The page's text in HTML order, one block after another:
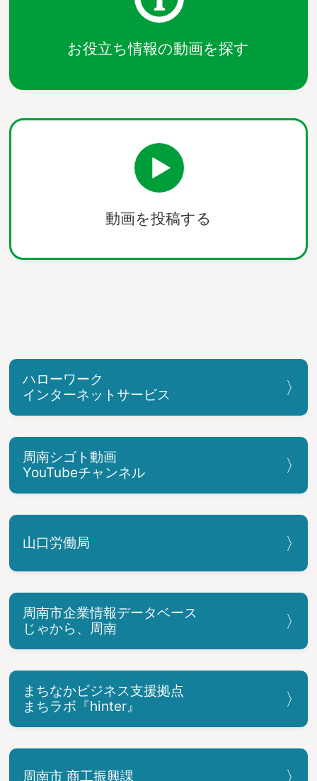
お役立ち情報の動画を探す
動画を投稿する
ハローワーク
インターネットサービス
周南シゴト動画
YouTubeチャンネル
山口労働局
周南市企業情報データベース
じゃから、周南
まちなかビジネス支援拠点
まちラボ『hinter』
周南市 商工振興課